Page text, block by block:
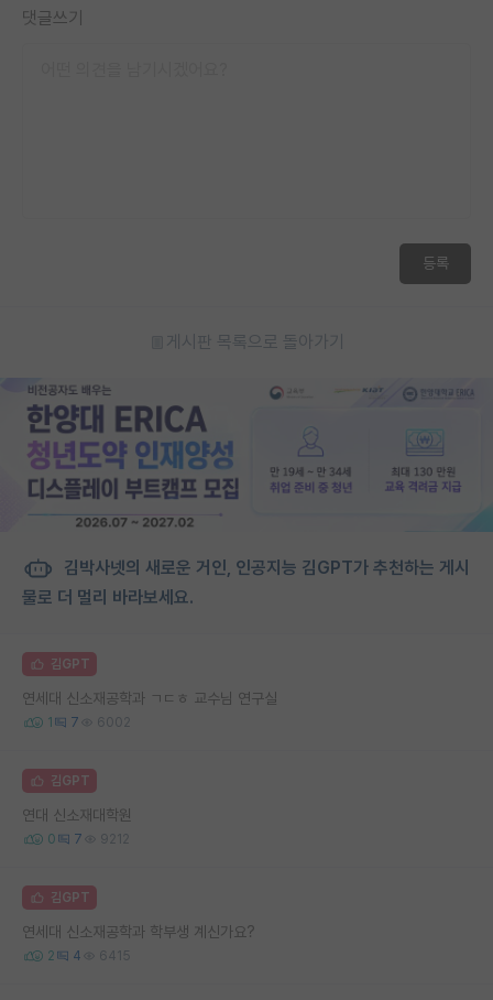
댓글쓰기
등록
게시판 목록으로 돌아가기
김박사넷의 새로운 거인, 인공지능 김GPT가 추천하는 게시
물로 더 멀리 바라보세요.
김GPT
연세대 신소재공학과 ㄱㄷㅎ 교수님 연구실
1 7 6002
김GPT
연대 신소재대학원
0 7 9212
김GPT
연세대 신소재공학과 학부생 계신가요?
2 4 6415